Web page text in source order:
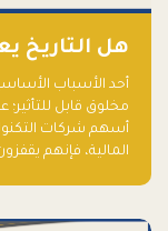
هل التاريخ
أحد الأسباب
مخلوق قابل
أسهم شركات
المالية، فإنهم